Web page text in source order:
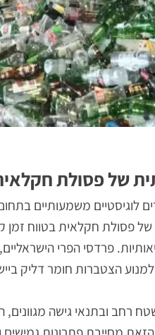
של פסולת חקלאית
משמעותיים בתחום
פסולת חקלאית בטווח זמן
פרדסי הפרי הישראליים,
הצטברות חומר דליק